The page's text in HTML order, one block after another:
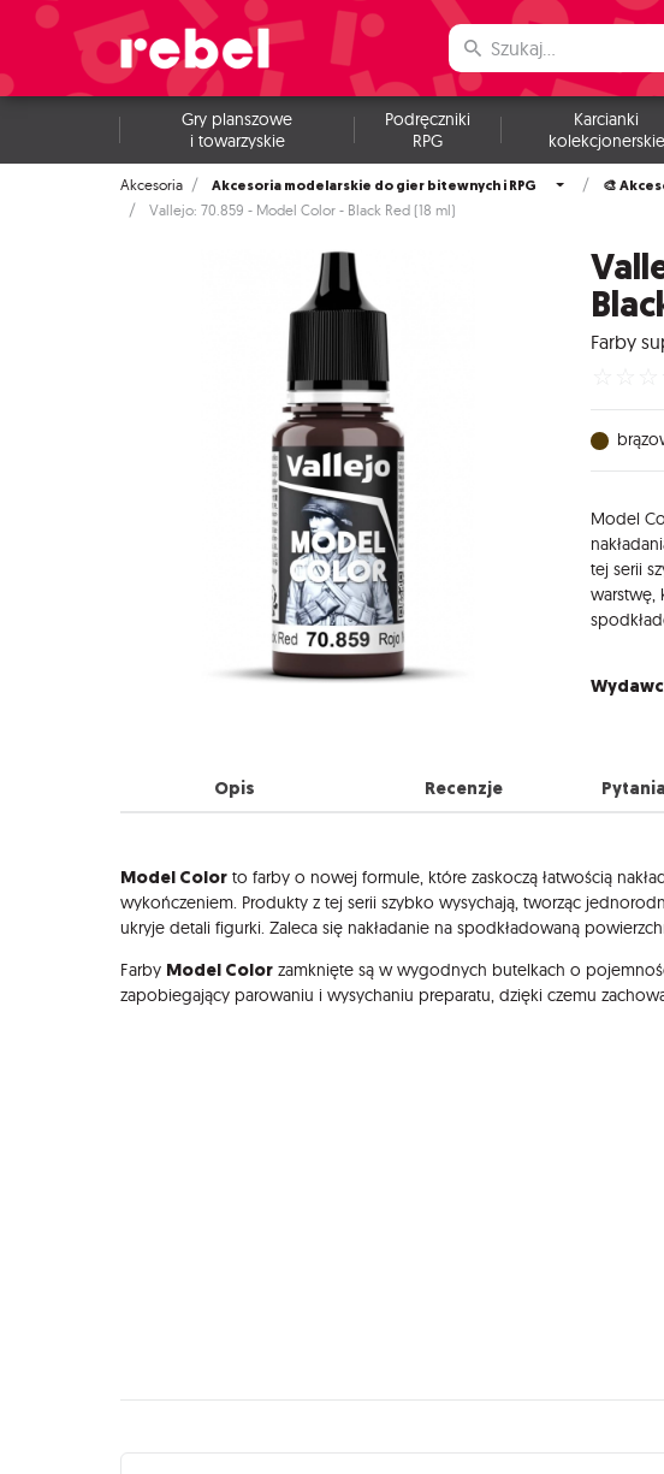
Gry planszowe
i towarzyskie
Podręczniki
RPG
Karcianki
kolekcjonerskie
Akcesoria Akcesoria modelarskie do gier bitewnych i RPG 🎨
Vallejo: 70.859 - Model Color - Black Red (18 ml)
Farby
Model
tej serii
warstwę,
Opis Recenzje
Opis
Model Color to farby o nowej formule, które zaskoczą łatwością
wykończeniem. Produkty z tej serii szybko wysychają, tworząc
ukryje detali figurki. Zaleca się nakładanie na spodkładowaną
Farby Model Color zamknięte są w wygodnych butelkach o
zapobiegający parowaniu i wysychaniu preparatu, dzięki czemu